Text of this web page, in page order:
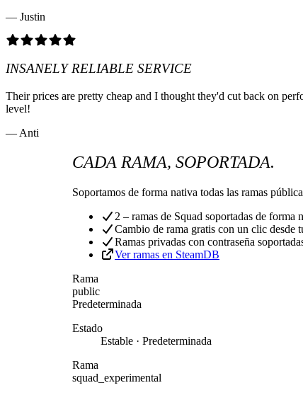
— Justin
INSANELY RELIABLE SERVICE
Their prices are pretty cheap and I thought they'd cut back on
level!
— Anti
CADA RAMA, SOPORTADA.
Soportamos de forma nativa todas las ramas
2 – ramas de Squad soportadas de forma
Cambio de rama gratis con un clic desde
Ramas privadas con contraseña
Ver ramas en SteamDB
Rama
public
Predeterminada
Estado
Estable · Predeterminada
Rama
squad_experimental